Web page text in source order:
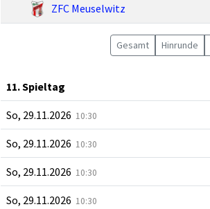
ZFC Meuselwitz
Gesamt Hinrunde
11. Spieltag
So, 29.11.2026 10:30
So, 29.11.2026 10:30
So, 29.11.2026 10:30
So, 29.11.2026 10:30